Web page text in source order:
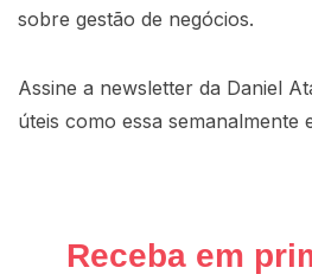
sobre gestão de negócios.
Assine a newsletter da Daniel
úteis como essa semanalmente
Receba em